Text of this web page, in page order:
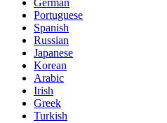
German
Portuguese
Spanish
Russian
Japanese
Korean
Arabic
Irish
Greek
Turkish